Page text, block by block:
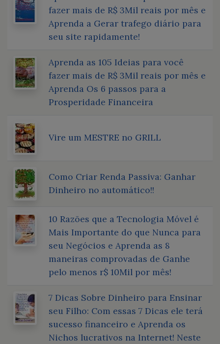
fazer mais de R$ 3Mil reais por mês e
Aprenda a Gerar trafego diário para
seu site rapidamente!
Aprenda as 105 Ideias para você
fazer mais de R$ 3Mil reais por mês e
Aprenda Os 6 passos para a
Prosperidade Financeira
Vire um MESTRE no GRILL
Como Criar Renda Passiva: Ganhar
Dinheiro no automático!!
10 Razões que a Tecnologia Móvel é
Mais Importante do que Nunca para
seu Negócios e Aprenda as 8
maneiras comprovadas de Ganhe
pelo menos r$ 10Mil por mês!
7 Dicas Sobre Dinheiro para Ensinar
seu Filho: Com essas 7 Dicas ele terá
sucesso financeiro e Aprenda os
Nichos lucrativos na Internet! Neste